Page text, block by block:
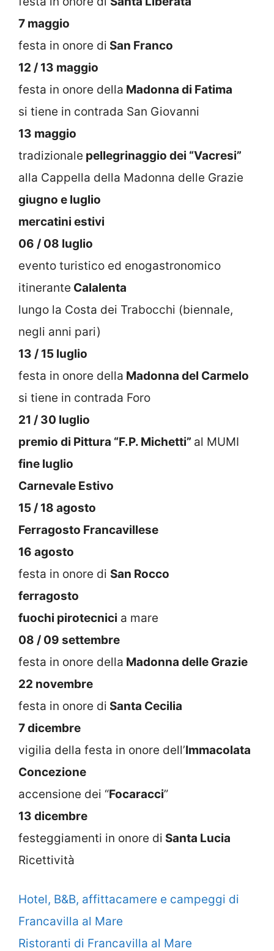
7 maggio
festa in onore di San Franco
12 / 13 maggio
festa in onore della Madonna di Fatima
si tiene in contrada San Giovanni
13 maggio
tradizionale pellegrinaggio dei “Vacresi”
alla Cappella della Madonna delle Grazie
giugno e luglio
mercatini estivi
06 / 08 luglio
evento turistico ed enogastronomico
itinerante Calalenta
lungo la Costa dei Trabocchi (biennale,
negli anni pari)
13 / 15 luglio
festa in onore della Madonna del Carmelo
si tiene in contrada Foro
21 / 30 luglio
premio di Pittura “F.P. Michetti” al MUMI
fine luglio
Carnevale Estivo
15 / 18 agosto
Ferragosto Francavillese
16 agosto
festa in onore di San Rocco
ferragosto
fuochi pirotecnici a mare
08 / 09 settembre
festa in onore della Madonna delle Grazie
22 novembre
festa in onore di Santa Cecilia
7 dicembre
vigilia della festa in onore dell’Immacolata
Concezione
accensione dei “Focaracci”
13 dicembre
festeggiamenti in onore di Santa Lucia
Ricettività
Hotel, B&B, affittacamere e campeggi di
Francavilla al Mare
Ristoranti di Francavilla al Mare